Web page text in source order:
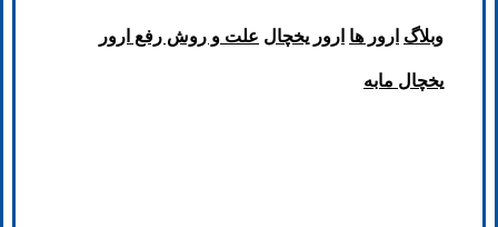
وبلاگ ارور ها ارور یخچال علت و روش رفع ارور
یخچال مابه